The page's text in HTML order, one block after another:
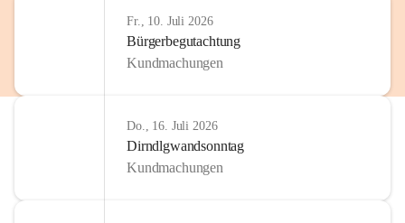
Fr., 10. Juli 2026
Bürgerbegutachtung
Kundmachungen
Do., 16. Juli 2026
Dirndlgwandsonntag
Kundmachungen